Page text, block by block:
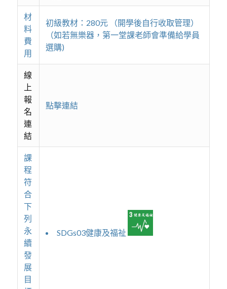
材
料
費
用
初級教材：280元 （開學後自行收取管理）
（如若無樂器，第一堂課老師會準備給學員
選購)
線
上
報
名
連
結
點擊連結
課
程
符
合
下
列
永
續
發
展
目
SDGs03健康及福祉